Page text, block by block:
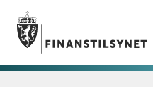
Gå til hovedinnhold
Gå til søkesiden